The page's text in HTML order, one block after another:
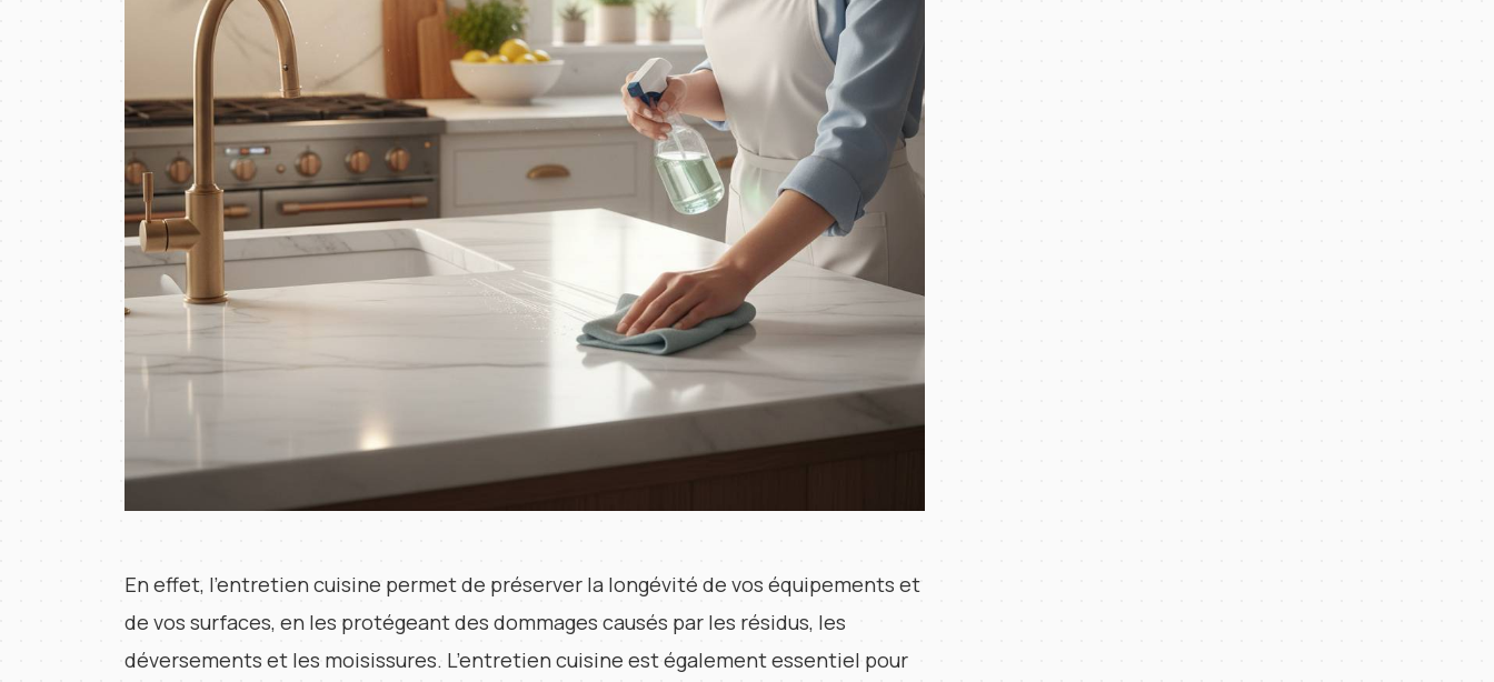
En effet, l’entretien cuisine permet de préserver la longévité de vos équipements et
de vos surfaces, en les protégeant des dommages causés par les résidus, les
déversements et les moisissures. L’entretien cuisine est également essentiel pour